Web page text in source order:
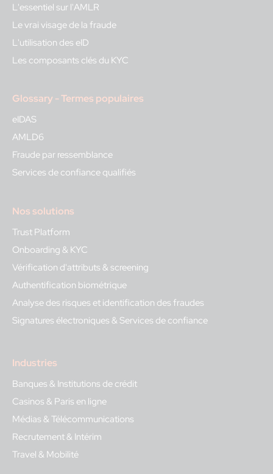
L'essentiel sur l'AMLR
Le vrai visage de la fraude
L'utilisation des eID
Les composants clés du KYC
Glossary - Termes populaires
eIDAS
AMLD6
Fraude par ressemblance
Services de confiance qualifiés
Nos solutions
Trust Platform
Onboarding & KYC
Vérification d'attributs & screening
Authentification biométrique
Analyse des risques et identification des fraudes
Signatures électroniques & Services de confiance
Industries
Banques & Institutions de crédit
Casinos & Paris en ligne
Médias & Télécommunications
Recrutement & Intérim
Travel & Mobilité